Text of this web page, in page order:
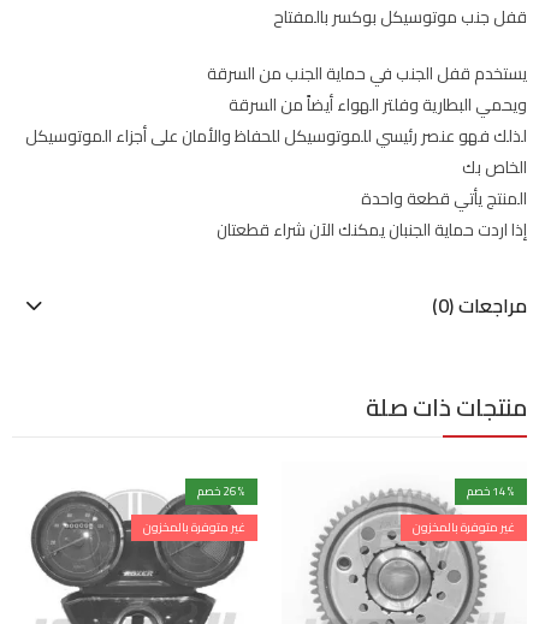
قفل جنب موتوسيكل بوكسر بالمفتاح
يستخدم قفل الجنب في حماية الجنب من السرقة
ويحمي البطارية وفلتر الهواء أيضاً من السرقة
لذلك فهو عنصر رئيسي للموتوسيكل للحفاظ والأمان على أجزاء الموتوسيكل
الخاص بك
المنتج يأتي قطعة واحدة
إذا اردت حماية الجنبان يمكنك الآن شراء قطعتان
مراجعات (0)
منتجات ذات صلة
14% خصم
غير متوفرة بالمخزون
26% خصم
غير متوفرة بالمخزون